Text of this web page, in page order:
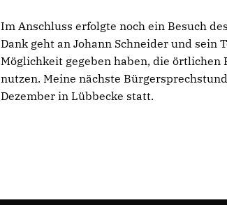
Im Anschluss erfolgte noch ein Besuch
Dank geht an Johann Schneider und sein
Möglichkeit gegeben haben, die örtlichen
nutzen. Meine nächste
Dezember in Lübbecke statt.